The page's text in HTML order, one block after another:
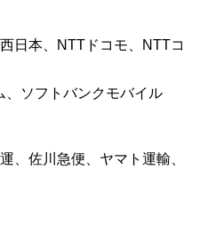
日本、NTTドコモ、NTTコ
、ソフトバンクモバイル
、佐川急便、ヤマト運輸、